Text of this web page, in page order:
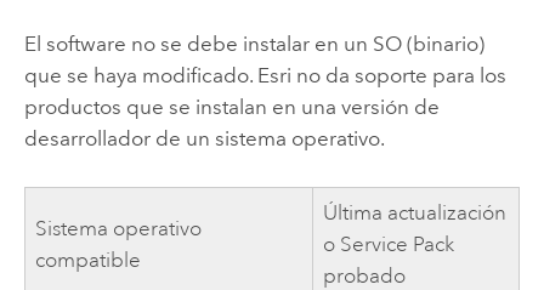
El software no se debe instalar en un SO (binario)
que se haya modificado. Esri no da soporte para los
productos que se instalan en una versión de
desarrollador de un sistema operativo.
Sistema operativo
compatible
Última actualización
o Service Pack
probado